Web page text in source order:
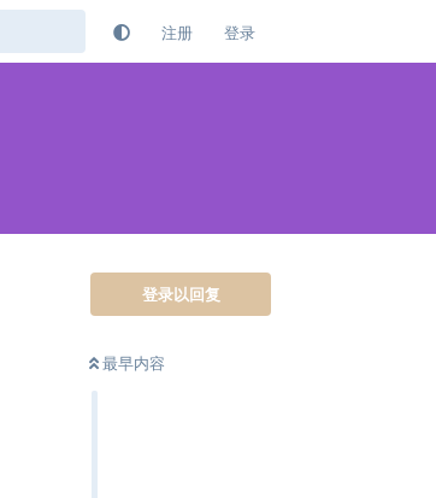
注册 登录
登录以回复
最早内容